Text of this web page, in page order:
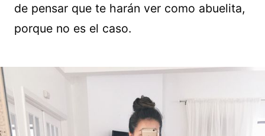
de pensar que te harán ver como abuelita,
porque no es el caso.